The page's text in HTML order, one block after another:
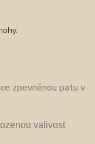
zpevněnou patu v
valivost